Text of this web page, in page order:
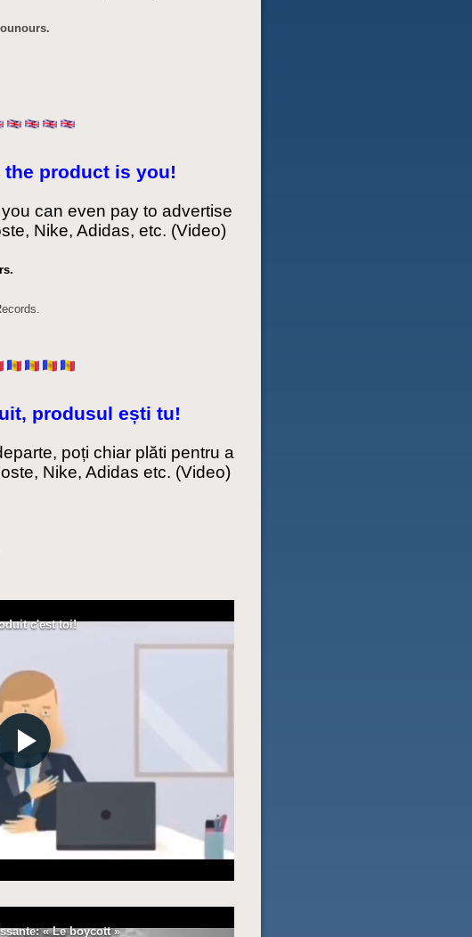
the product is you!
can even pay to advertise
Nike, Adidas, etc. (Video)
produsul ești tu!
poți chiar plăti pentru a
Nike, Adidas etc. (Video)